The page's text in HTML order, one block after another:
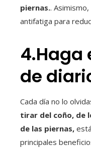
piernas..
antifatiga para
4.Haga
de
Cada día no lo
tirar del coño, de
de las piernas,
principales